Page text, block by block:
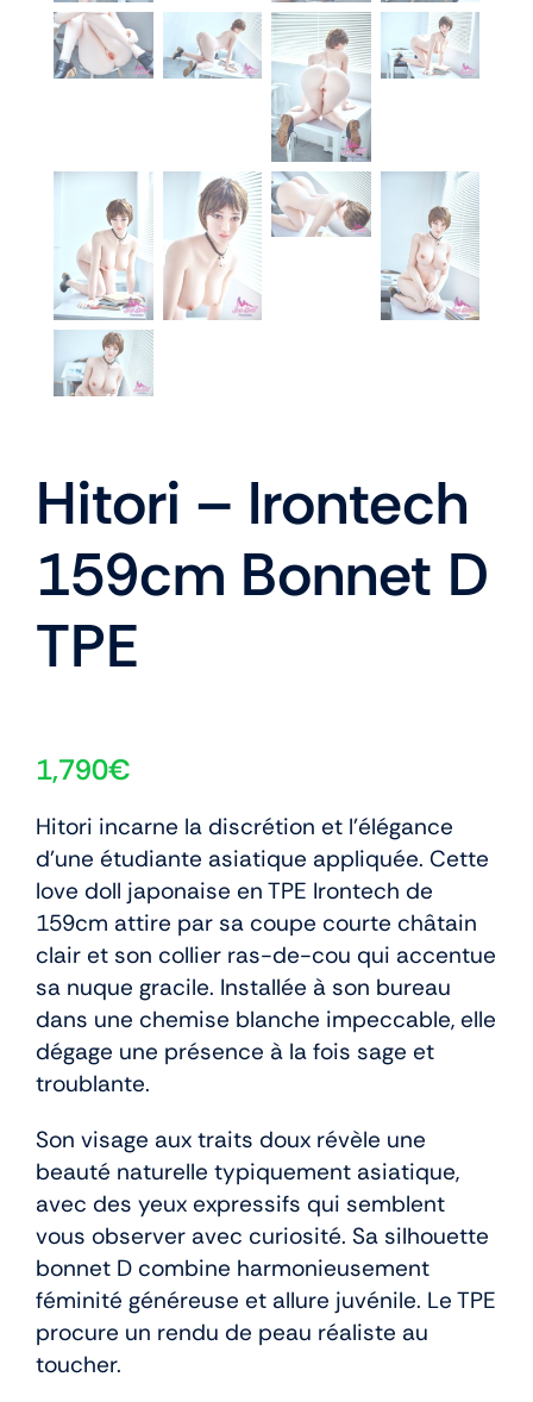
Hitori – Irontech
159cm Bonnet D
TPE
1,790€
Hitori incarne la discrétion et l’élégance
d’une étudiante asiatique appliquée. Cette
love doll japonaise en TPE Irontech de
159cm attire par sa coupe courte châtain
clair et son collier ras-de-cou qui accentue
sa nuque gracile. Installée à son bureau
dans une chemise blanche impeccable, elle
dégage une présence à la fois sage et
troublante.
Son visage aux traits doux révèle une
beauté naturelle typiquement asiatique,
avec des yeux expressifs qui semblent
vous observer avec curiosité. Sa silhouette
bonnet D combine harmonieusement
féminité généreuse et allure juvénile. Le TPE
procure un rendu de peau réaliste au
toucher.